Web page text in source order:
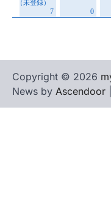
Copyright © 2026
News by Ascendoor